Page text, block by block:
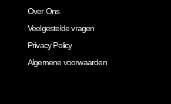
Over Ons
Veelgestelde vragen
Privacy Policy
Algemene voorwaarden